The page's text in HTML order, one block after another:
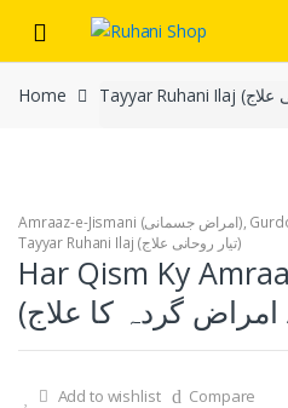
navigation
content
Home
Amraaz-e-Jismani (امراض جسمانی),
Tayyar Ruhani Ilaj (تیار روحانی علاج)
Har Qism Ky
Add to wishlist Compare